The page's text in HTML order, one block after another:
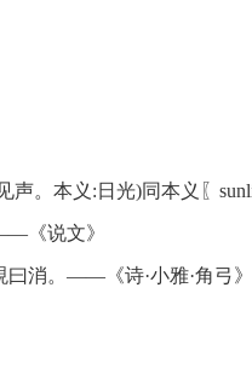
声。本义:日光)同本义〖
《说文》
曰消。——《诗·小雅·角弓》